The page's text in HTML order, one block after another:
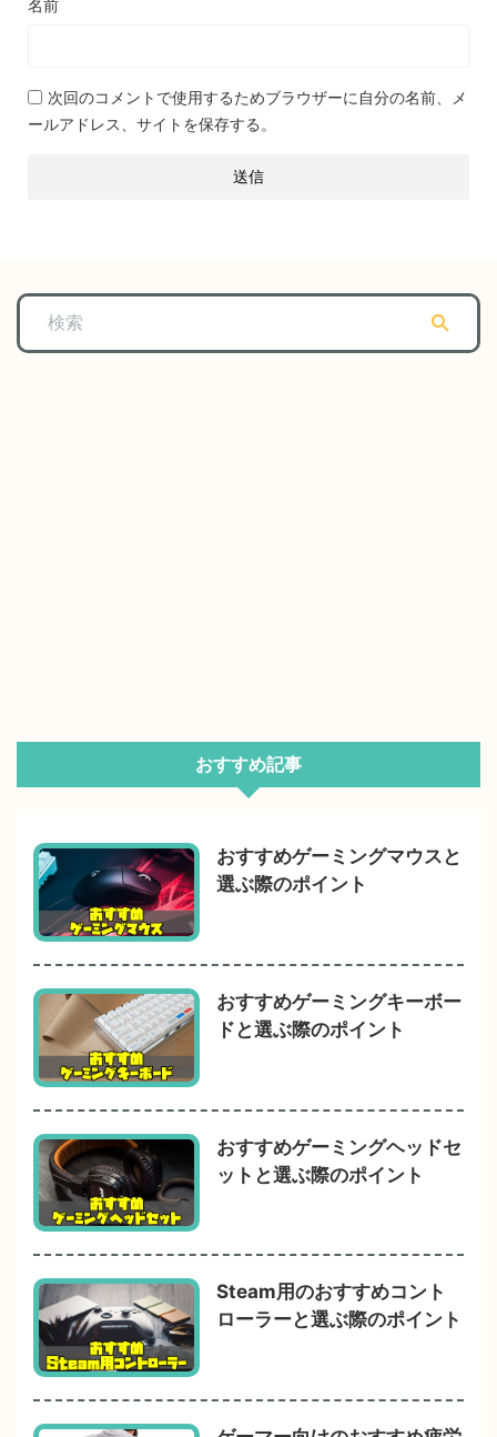
名前
次回のコメントで使用するためブラウザーに自分の名前、メ
ールアドレス、サイトを保存する。
おすすめ記事
おすすめゲーミングマウスと
選ぶ際のポイント
おすすめゲーミングキーボー
ドと選ぶ際のポイント
おすすめゲーミングヘッドセ
ットと選ぶ際のポイント
Steam用のおすすめコント
ローラーと選ぶ際のポイント